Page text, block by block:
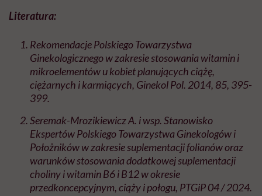
Literatura:
Rekomendacje Polskiego Towarzystwa
Ginekologicznego w zakresie stosowania witamin i
mikroelementów u kobiet planujących ciążę,
ciężarnych i karmiących, Ginekol Pol. 2014, 85, 395-
399.
Seremak-Mrozikiewicz A. i wsp. Stanowisko
Ekspertów Polskiego Towarzystwa Ginekologów i
Położników w zakresie suplementacji folianów oraz
warunków stosowania dodatkowej suplementacji
choliny i witamin B6 i B12 w okresie
przedkoncepcyjnym, ciąży i połogu, PTGiP 04 / 2024.